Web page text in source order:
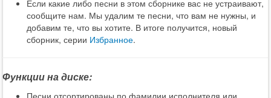
Если какие либо песни в этом сборнике вас не устраивают,
сообщите нам. Мы удалим те песни, что вам не нужны, и
добавим те, что вы хотите. В итоге получится, новый
сборник, серии Избранное.
Функции на диске:
Песни отсортированы по фамилии исполнителя или